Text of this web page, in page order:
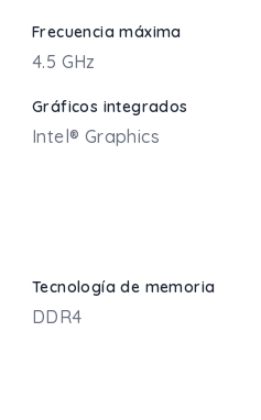
Frecuencia máxima
4.5 GHz
Gráficos integrados
Intel® Graphics
Tecnología de memoria
DDR4